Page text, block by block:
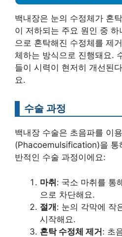
백내장은 눈의 수정체가 혼
이 저하되는 주요 원인 중
으로 혼탁해진 수정체를 제
체하는 방식으로 진행돼요.
들이 시력이 현저히 개선된
요.
수술 과정
백내장 수술은 초음파를 이
(Phacoemulsification)을 통
반적인 수술 과정이에요:
마취: 국소 마취를 통
으로 차단해요.
절개: 눈의 각막에 작
시작해요.
혼탁 수정체 제거: 초